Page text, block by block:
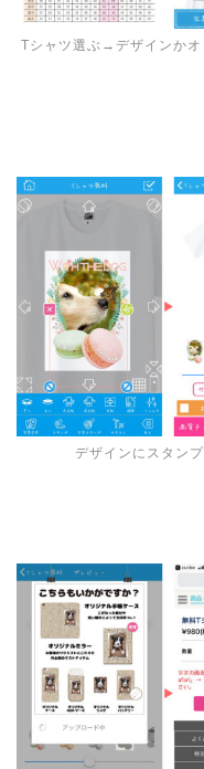
Tシャツ選ぶ→デザインか
デザインにスタン